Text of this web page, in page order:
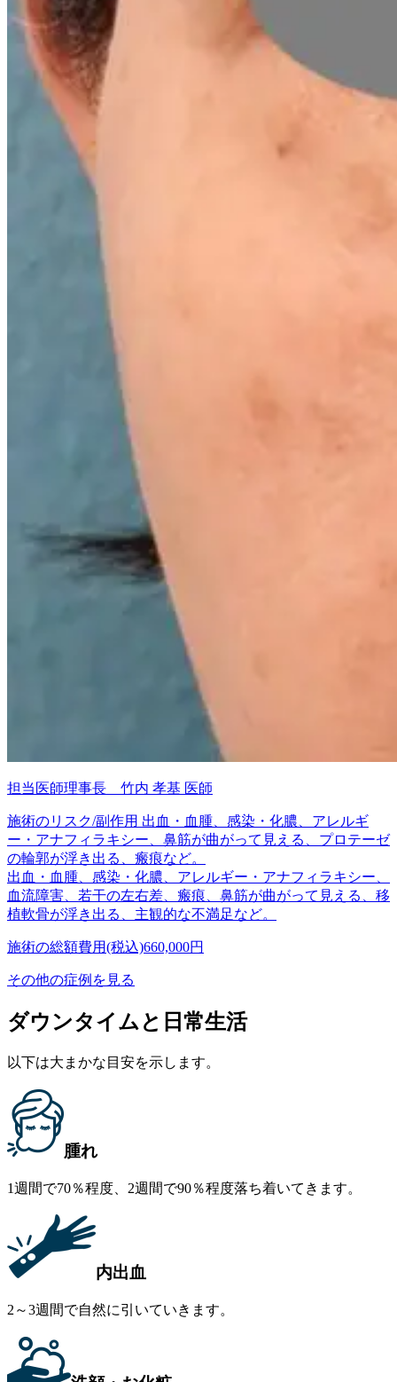
担当医師理事長 竹内 孝基 医師
施術のリスク/副作用 出血・血腫、感染・化膿、アレルギ
ー・アナフィラキシー、鼻筋が曲がって見える、プロテーゼ
の輪郭が浮き出る、瘢痕など。
出血・血腫、感染・化膿、アレルギー・アナフィラキシー、
血流障害、若干の左右差、瘢痕、鼻筋が曲がって見える、移
植軟骨が浮き出る、主観的な不満足など。
施術の総額費用(税込)660,000円
その他の症例を見る
ダウンタイムと日常生活
以下は大まかな目安を示します。
腫れ
1週間で70％程度、2週間で90％程度落ち着いてきます。
内出血
2～3週間で自然に引いていきます。